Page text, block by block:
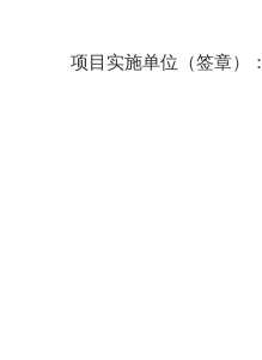
项目实施单位（签章）：